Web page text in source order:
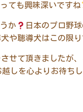
ても興味深いですね
か 日本のプロ野
や聴導犬はこの限
せて頂きましたが
越しを心よりお待ち